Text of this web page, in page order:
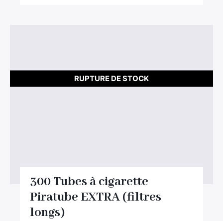
RUPTURE DE STOCK
300 Tubes à cigarette
Piratube EXTRA (filtres
longs)